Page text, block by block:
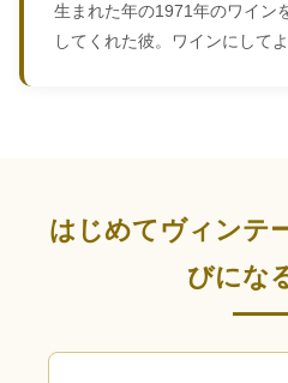
生まれた年の1971年のワイン
してくれた彼。ワインにして
はじめてヴィンテ
びにな